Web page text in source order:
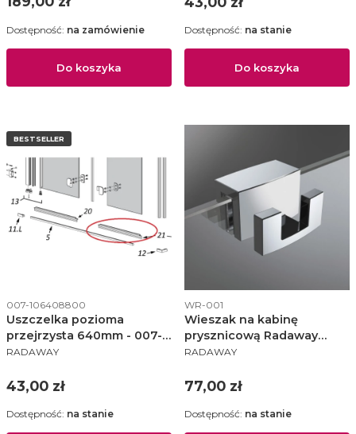
Do koszyka
Dostępność: na zamówienie
Do koszyka
Dostępność: na stanie
BESTSELLER
Kod produktu
007-106408800
Uszczelka pozioma
przejrzysta 640mm - 007-
106408800
PRODUCENT
RADAWAY
Cena
43,00 zł
Dostępność: na stanie
Kod produktu
WR-001
Wieszak na kabinę
prysznicową Radaway
chrom - WR-001
PRODUCENT
RADAWAY
Cena
77,00 zł
Dostępność: na stanie